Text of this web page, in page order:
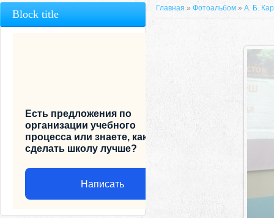
Главная » Фотоальбом » А. Б.
Block title
Есть предложения по
организации учебного
процесса или знаете, как
сделать школу лучше?
Написать